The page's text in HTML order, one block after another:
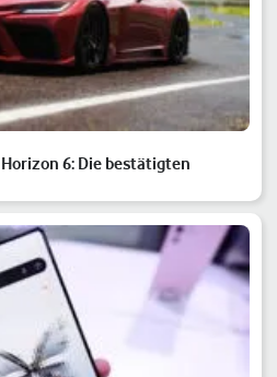
6: Die bestätigten